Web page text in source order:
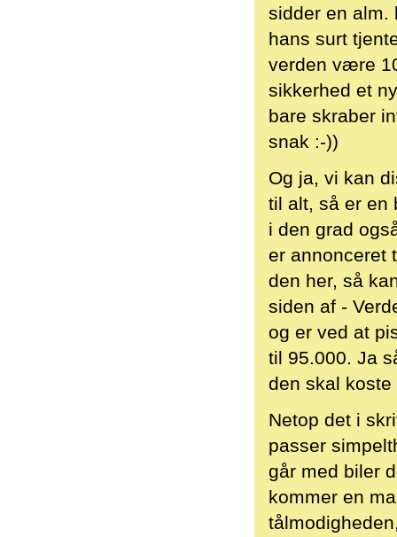
sidder en alm.
hans surt
verden være
sikkerhed et
bare skraber
snak :-))
Og ja, vi kan
til alt, så er en
i den grad
er annonceret
den her, så
siden af -
og er ved at
til 95.000. Ja
den skal
Netop det i
passer
går med biler
kommer en